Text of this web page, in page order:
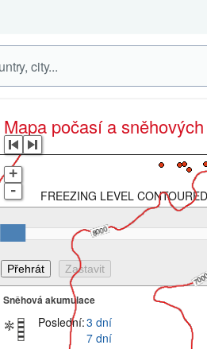
Mapa počasí a
+
-
FREEZING LEVEL
Sněhová akumulace
Poslední:3 dní
7 dní